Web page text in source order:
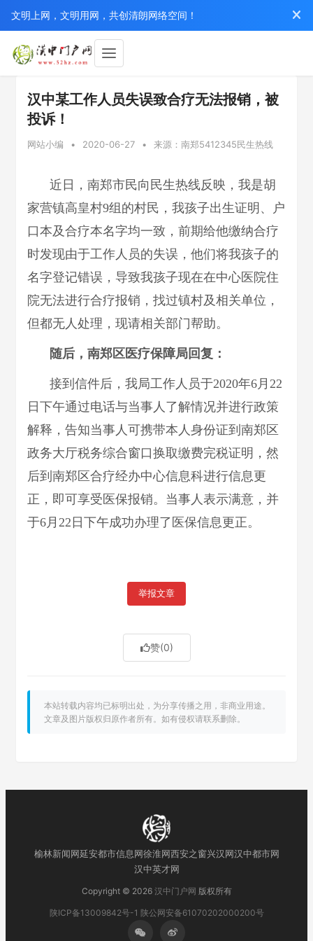
文明上网，文明用网，共创清朗网络空间！
汉中某工作人员失误致合疗无法报销，被
投诉！
网站小编 • 2020-06-27 • 来源：南郑5412345民生热线
近日，南郑市民向民生热线反映，我是胡
家营镇高皇村9组的村民，我孩子出生证明、户
口本及合疗本名字均一致，前期给他缴纳合疗
时发现由于工作人员的失误，他们将我孩子的
名字登记错误，导致我孩子现在在中心医院住
院无法进行合疗报销，找过镇村及相关单位，
但都无人处理，现请相关部门帮助。
随后，南郑区医疗保障局回复：
接到信件后，我局工作人员于2020年6月22
日下午通过电话与当事人了解情况并进行政策
解释，告知当事人可携带本人身份证到南郑区
政务大厅税务综合窗口换取缴费完税证明，然
后到南郑区合疗经办中心信息科进行信息更
正，即可享受医保报销。当事人表示满意，并
于6月22日下午成功办理了医保信息更正。
举报文章
赞(0)
本站转载内容均已标明出处，为分享传播之用，非商业用途。
文章及图片版权归原作者所有。如有侵权请联系删除。
榆林新闻网延安都市信息网徐淮网西安之窗兴汉网汉中都市网
汉中英才网
Copyright © 2026 汉中门户网 版权所有
陕ICP备13009842号-1 陕公网安备61070202000200号